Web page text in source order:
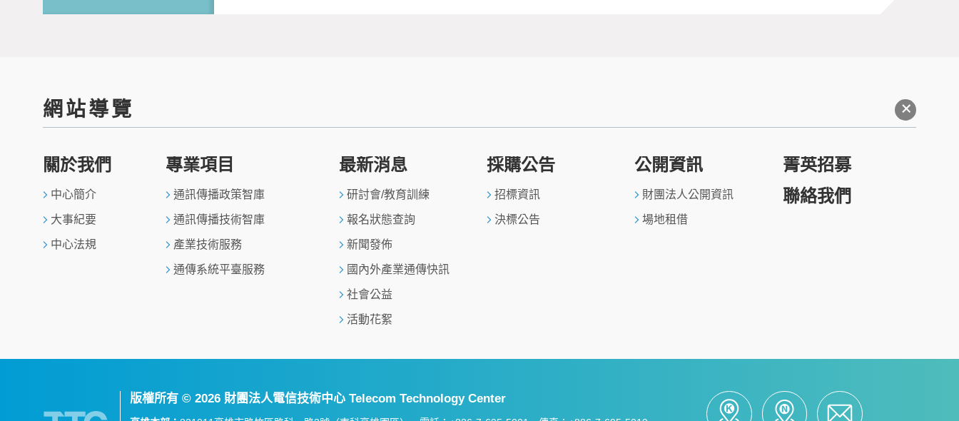
網站導覽 +
關於我們
中心簡介
大事紀要
中心法規
專業項目
通訊傳播政策智庫
通訊傳播技術智庫
產業技術服務
通傳系統平臺服務
最新消息
研討會/教育訓練
報名狀態查詢
新聞發佈
國內外產業通傳快訊
社會公益
活動花絮
採購公告
招標資訊
決標公告
公開資訊
財團法人公開資訊
場地租借
菁英招募
聯絡我們
版權所有 © 2026 財團法人電信技術中心 Telecom Technology Center